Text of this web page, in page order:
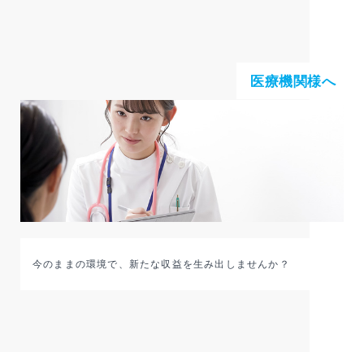
今のままの環境で、新たな収益を生み出しませんか？
医療機関様へ